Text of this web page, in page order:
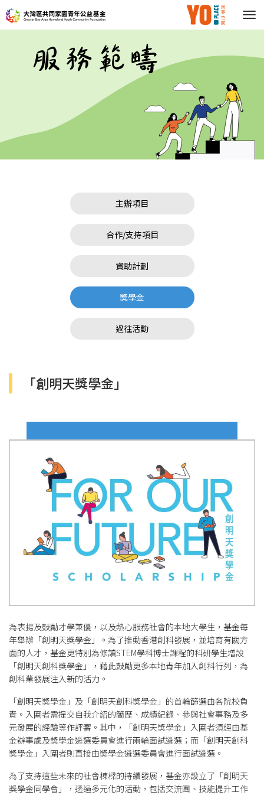
疇
主辦項目
合作/支持項目
資助計劃
獎學金
過往活動
「創明天獎學金」
為表揚及鼓勵才學兼優，以及熱心服務社會的本地大學生，基金每
年舉辦「創明天獎學金」。為了推動香港創科發展，並培育有關方
面的人才，基金更特別為修讀STEM學科博士課程的科研學生增設
「創明天創科獎學金」，藉此鼓勵更多本地青年加入創科行列，為
創科業發展注入新的活力。
「創明天獎學金」及「創明天創科獎學金」的首輪篩選由各院校負
責。入圍者需提交自我介紹的簡歷、成績紀錄、參與社會事務及多
元發展的經驗等作評審。其中，「創明天獎學金」入圍者須經由基
金辦事處及獎學金遴選委員會進行兩輪面試遴選；而「創明天創科
獎學金」入圍者則直接由奬學金遴選委員會進行面試遴選。
為了支持這些未來的社會棟樑的持續發展，基金亦設立了「創明天
獎學金同學會」，透過多元化的活動，包括交流團、技能提升工作